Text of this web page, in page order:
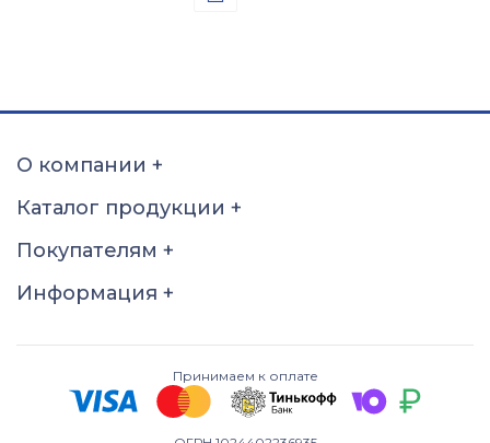
О компании +
Каталог продукции +
Покупателям +
Информация +
Принимаем к оплате